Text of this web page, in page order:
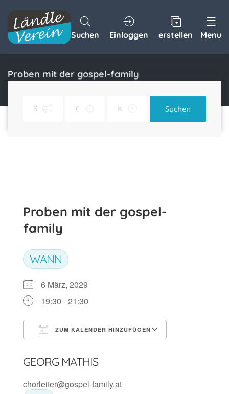
Suchen Einloggen erstellen Menu
Proben mit der gospel-family
Suchen
Proben mit der gospel-
family
WANN
6 März, 2029
19:30 - 21:30
ZUM KALENDER HINZUFÜGEN
GEORG MATHIS
chorleiter@gospel-family.at